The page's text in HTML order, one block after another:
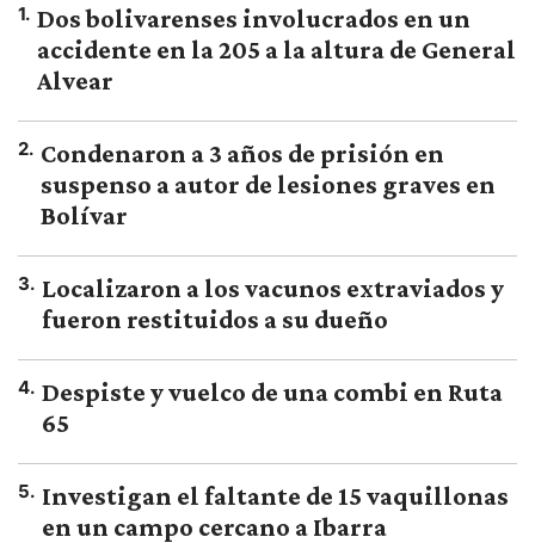
1. Dos bolivarenses involucrados en un
accidente en la 205 a la altura de General
Alvear
2. Condenaron a 3 años de prisión en
suspenso a autor de lesiones graves en
Bolívar
3. Localizaron a los vacunos extraviados y
fueron restituidos a su dueño
4. Despiste y vuelco de una combi en Ruta
65
5. Investigan el faltante de 15 vaquillonas
en un campo cercano a Ibarra